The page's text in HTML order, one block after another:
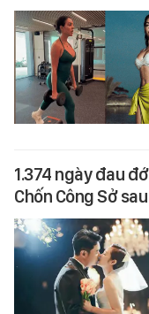
1.374 ngày đau
Chốn Công Sở